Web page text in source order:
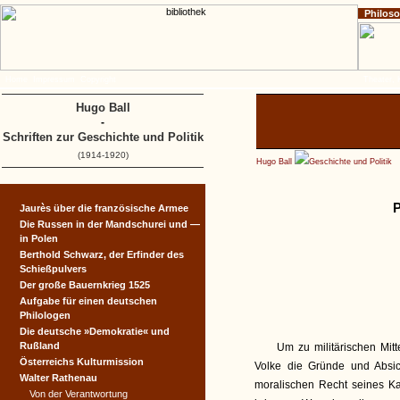
Hugo Ball Geschichte und Politik
Um zu militärischen
Volke die Gründe und
moralischen Recht seines
Jaurès über die französische Armee
Die Russen in der Mandschurei und —
in Polen
Berthold Schwarz, der Erfinder des
Schießpulvers
Der große Bauernkrieg 1525
Aufgabe für einen deutschen
Philologen
Die deutsche »Demokratie« und
Rußland
Österreichs Kulturmission
Walter Rathenau
Von der Verantwortung
Hugo Ball
-
Schriften zur Geschichte und Politik
(1914-1920)